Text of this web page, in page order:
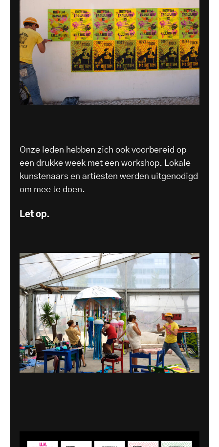
Onze leden hebben zich ook voorbereid op
een drukke week met een workshop. Lokale
kunstenaars en artiesten werden uitgenodigd
om mee te doen.
Let op.